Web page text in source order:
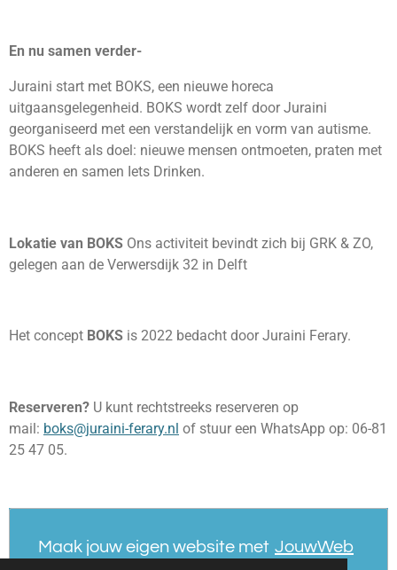
En nu samen verder-
Juraini start met BOKS, een nieuwe horeca
uitgaansgelegenheid. BOKS wordt zelf door Juraini
georganiseerd met een verstandelijk en vorm van autisme.
BOKS heeft als doel: nieuwe mensen ontmoeten, praten met
anderen en samen Iets Drinken.
Lokatie van BOKS Ons activiteit bevindt zich bij GRK & ZO,
gelegen aan de Verwersdijk 32 in Delft
Het concept BOKS is 2022 bedacht door Juraini Ferary.
Reserveren? U kunt rechtstreeks reserveren op
mail: boks@juraini-ferary.nl of stuur een WhatsApp op: 06-81
25 47 05.
Maak jouw eigen website met JouwWeb